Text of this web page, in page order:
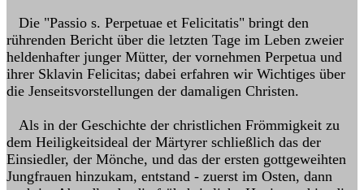
Die "Passio s. Perpetuae et Felicitatis" bringt den
rührenden Bericht über die letzten Tage im Leben zweier
heldenhafter junger Mütter, der vornehmen Perpetua und
ihrer Sklavin Felicitas; dabei erfahren wir Wichtiges über
die Jenseitsvorstellungen der damaligen Christen.
Als in der Geschichte der christlichen Frömmigkeit zu
dem Heiligkeitsideal der Märtyrer schließlich das der
Einsiedler, der Mönche, und das der ersten gottgeweihten
Jungfrauen hinzukam, entstand - zuerst im Osten, dann